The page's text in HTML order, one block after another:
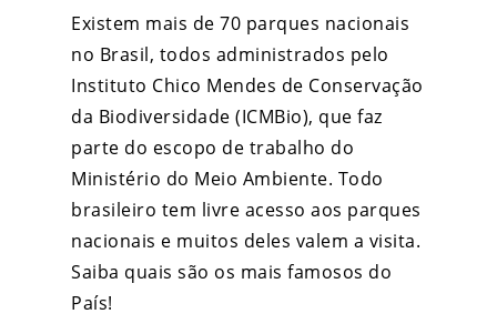
Existem mais de 70 parques nacionais
no Brasil, todos administrados pelo
Instituto Chico Mendes de Conservação
da Biodiversidade (ICMBio), que faz
parte do escopo de trabalho do
Ministério do Meio Ambiente. Todo
brasileiro tem livre acesso aos parques
nacionais e muitos deles valem a visita.
Saiba quais são os mais famosos do
País!